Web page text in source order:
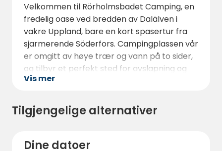
Velkommen til Rörholmsbadet Camping, en
fredelig oase ved bredden av Dalälven i
vakre Uppland, bare en kort spasertur fra
sjarmerende Söderfors. Campingplassen vår
er omgitt av høye trær og vann på to sider,
og tilbyr et perfekt sted for avslapning og
eventyr.
bassenget, leie kajakk og SUP, spille tennis
i loungen eller nyt en middag i historiske
Vis mer
Tilgjengelige alternativer
Dine datoer